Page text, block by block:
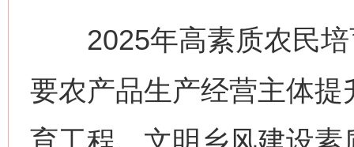
2025年高素质农民培
要农产品生产经营主体